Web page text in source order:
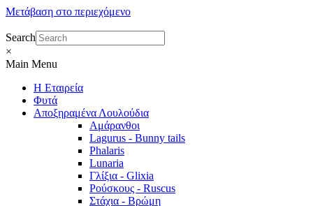
Μετάβαση στο περιεχόμενο
Search
×
Main Menu
Η Εταιρεία
Φυτά
Αποξηραμένα Λουλούδια
Αμάρανθοι
Lagurus - Bunny tails
Phalaris
Lunaria
Γλίξια - Glixia
Ρούσκους - Ruscus
Στάχια - Βρώμη